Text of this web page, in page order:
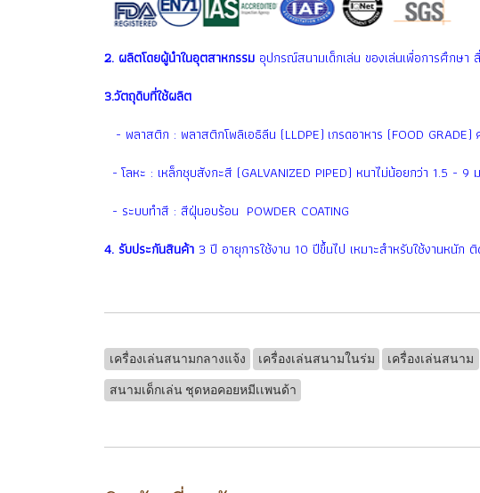
2. ผลิตโดยผู้นำในอุตสาหกรรม อุปกรณ์สนามเด็กเล่น ของเล่นเพื่อการศึกษ
3.วัตถุดิบที่ใช้ผลิต
- พลาสติก : พลาสติกโพลิเอธิลีน (LLDPE) เกรดอาหาร (FOOD
- โลหะ : เหล็กชุบสังกะสี (GALVANIZED PIPED) หนาไม่น้อยกว่า 1.5 - 9
- ระบบทำสี : สีฝุ่นอบร้อน POWDER COATING
4. รับประกันสินค้า 3 ปี อายุการใช้งาน 10 ปีขึ้นไป เหมาะสำหรับใช้งานหนัก
เครื่องเล่นสนามกลางแจ้ง เครื่องเล่นสนามในร่ม เครื่องเล่นสนาม
สนามเด็กเล่น ชุดหอคอยหมีเเพนด้า